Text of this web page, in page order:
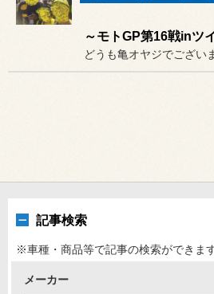
どうも亀オヤジでござい
記事検索
※車種・商品等で記事の検索ができま
メーカー